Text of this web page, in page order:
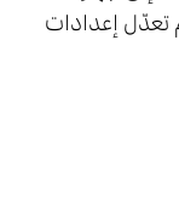
تعدّل إعدادات